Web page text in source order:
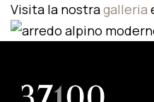
Visita la nostragalleria